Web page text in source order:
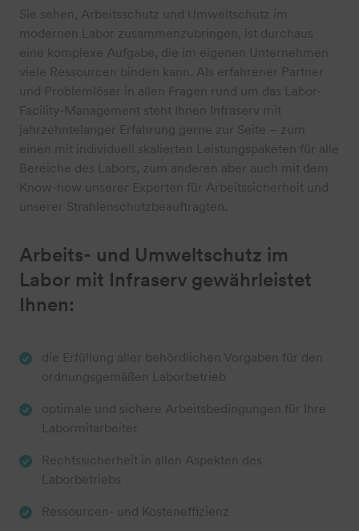
Sie sehen, Arbeitsschutz und Umweltschutz im
modernen Labor zusammenzubringen, ist durchaus
eine komplexe Aufgabe, die im eigenen Unternehmen
viele Ressourcen binden kann. Als erfahrener Partner
und Problemlöser in allen Fragen rund um das Labor-
Facility-Management steht Ihnen Infraserv mit
jahrzehntelanger Erfahrung gerne zur Seite – zum
einen mit individuell skalierten Leistungspaketen für alle
Bereiche des Labors, zum anderen aber auch mit dem
Know-how unserer Experten für Arbeitssicherheit und
unserer Strahlenschutzbeauftragten.
Arbeits- und Umweltschutz im
Labor mit Infraserv gewährleistet
Ihnen:
die Erfüllung aller behördlichen Vorgaben für den
ordnungsgemäßen Laborbetrieb
optimale und sichere Arbeitsbedingungen für Ihre
Labormitarbeiter
Rechtssicherheit in allen Aspekten des
Laborbetriebs
Ressourcen- und Kosteneffizienz